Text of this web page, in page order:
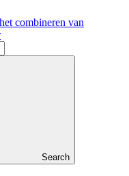
combineren van
Search